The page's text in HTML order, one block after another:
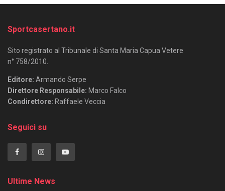
Sportcasertano.it
Sito registrato al Tribunale di Santa Maria Capua Vetere
n° 758/2010.
Editore: Armando Serpe
Direttore Responsabile: Marco Falco
Condirettore: Raffaele Veccia
Seguici su
Ultime News